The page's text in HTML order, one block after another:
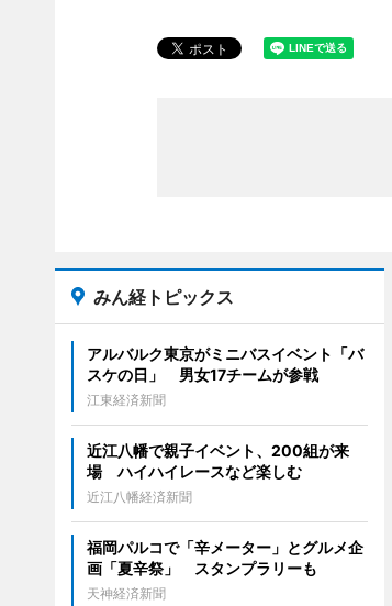
みん経トピックス
アルバルク東京がミニバスイベント「バ
スケの日」 男女17チームが参戦
江東経済新聞
近江八幡で親子イベント、200組が来
場 ハイハイレースなど楽しむ
近江八幡経済新聞
福岡パルコで「辛メーター」とグルメ企
画「夏辛祭」 スタンプラリーも
天神経済新聞